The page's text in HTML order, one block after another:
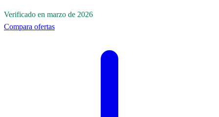
Verificado en marzo de 2026
Compara ofertas